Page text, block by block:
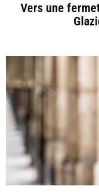
Vers une